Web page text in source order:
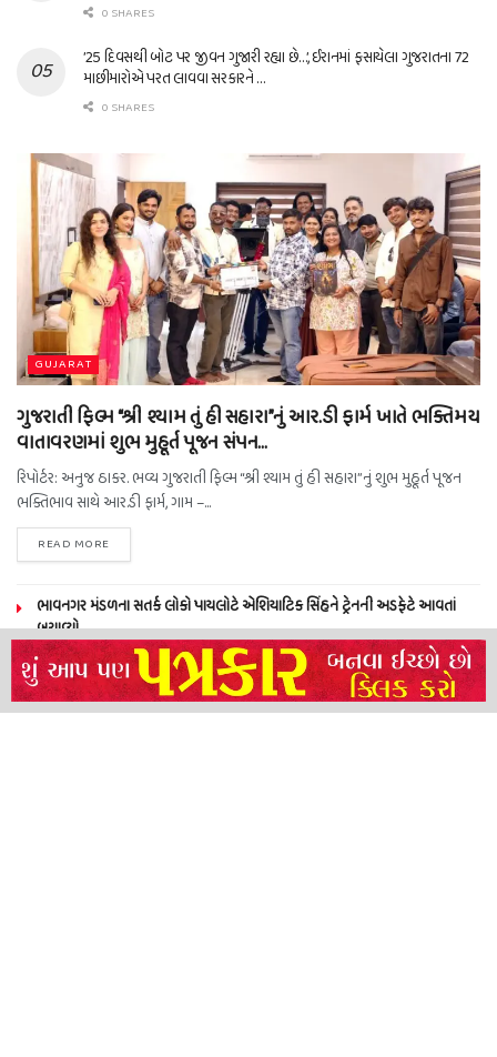
0 SHARES
’25 દિવસથી બોટ પર જીવન ગુજારી રહ્યા છે…’, ઈરાનમાં ફસાયેલા ગુજરાતના 72
માછીમારોએ પરત લાવવા સરકારને …
0 SHARES
GUJARAT
ગુજરાતી ફિલ્મ “શ્રી શ્યામ તું હી સહારા”નું આર.ડી ફાર્મ ખાતે ભક્તિમય
વાતાવરણમાં શુભ મુહૂર્ત પૂજન સંપન…
રિપોર્ટર: અનુજ ઠાકર. ભવ્ય ગુજરાતી ફિલ્મ “શ્રી શ્યામ તું હી સહારા”નું શુભ મુહૂર્ત પૂજન
ભક્તિભાવ સાથે આર.ડી ફાર્મ, ગામ –...
READ MORE
ભાવનગર મંડળના સતર્ક લોકો પાયલોટે એશિયાટિક સિંહને ટ્રેનની અડફેટે આવતાં
બચાવ્યો
NEERAJ TIWARI’S ACTION FRANCHISE ROLLS WITH TIGER SHROFF,
REMO D’SOUZA AND A POWER-PACKED ENSEMBLE
ધારી પત્રકાર સંઘ – અમરેલી બ્રોડગેજ કમેટી દ્વારા જીલ્લા કલેકટર ને આવેદનપત્ર